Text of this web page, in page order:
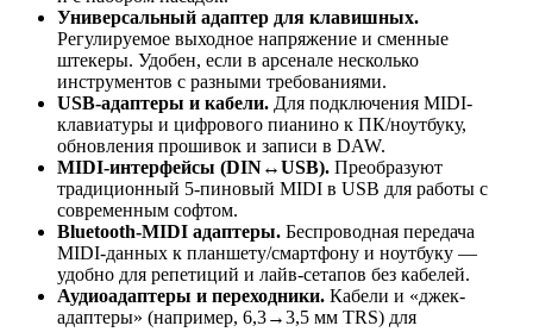
Универсальный адаптер для клавишных.
Регулируемое выходное напряжение и сменные
штекеры. Удобен, если в арсенале несколько
инструментов с разными требованиями.
USB-адаптеры и кабели. Для подключения MIDI-
клавиатуры и цифрового пианино к ПК/ноутбуку,
обновления прошивок и записи в DAW.
MIDI-интерфейсы (DIN↔USB). Преобразуют
традиционный 5-пиновый MIDI в USB для работы с
современным софтом.
Bluetooth-MIDI адаптеры. Беспроводная передача
MIDI-данных к планшету/смартфону и ноутбуку —
удобно для репетиций и лайв-сетапов без кабелей.
Аудиоадаптеры и переходники. Кабели и «джек-
адаптеры» (например, 6,3→3,5 мм TRS) для